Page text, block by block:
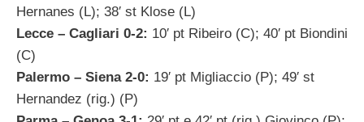
Hernanes (L); 38′ st Klose (L)
Lecce – Cagliari 0-2: 10′ pt Ribeiro (C); 40′ pt Biondini
(C)
Palermo – Siena 2-0: 19′ pt Migliaccio (P); 49′ st
Hernandez (rig.) (P)